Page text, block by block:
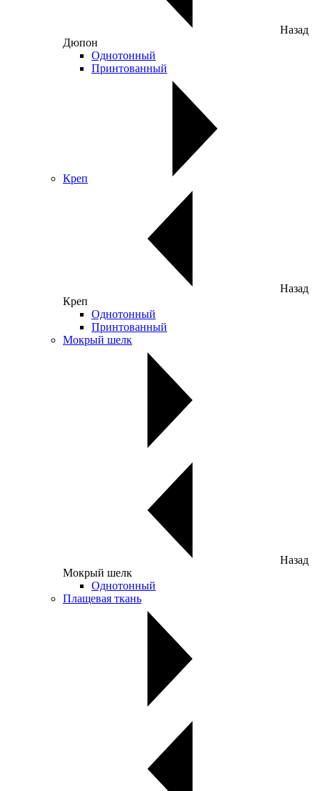
Назад
Дюпон
Однотонный
Принтованный
Креп
Назад
Креп
Однотонный
Принтованный
Мокрый шелк
Назад
Мокрый шелк
Однотонный
Плащевая ткань